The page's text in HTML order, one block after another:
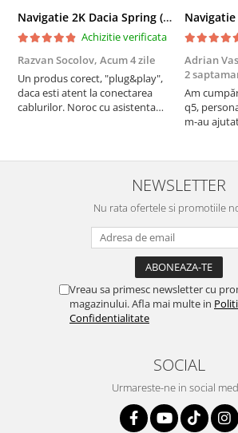
Navigatie 2K Dacia Spring (2021- Prezent), Android, S-Quadcore / 4GB RAM + 64GB ROM, 9.5 Inch - AD-BGS90042K+AD-BGRKIT366V4s
Achizitie verificata
Razvan Socolov, Acum 4 zile
Un produs corect, "plug&play",
daca esti atent la conectarea
cablurilor. Noroc cu asistenta
atras atentia ca nu era conectat
cablul de video de la camera
Adrian
2
Am
q5,
m-au
serviabili,
tehnic,
la ei și
NEWSLETTER
Nu rata ofertele si promotiile
Vreau sa primesc newsletter cu
magazinului. Afla mai multe in
Confidentialitate
SOCIAL
Urmareste-ne in social